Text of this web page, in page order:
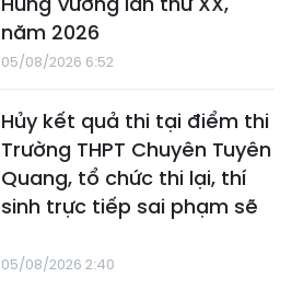
năm 2026
05/08/2026 6:52
Hủy kết quả thi tại điểm thi
Trường THPT Chuyên Tuyên
Quang, tổ chức thi lại, thí
sinh trực tiếp sai phạm sẽ
05/08/2026 2:40